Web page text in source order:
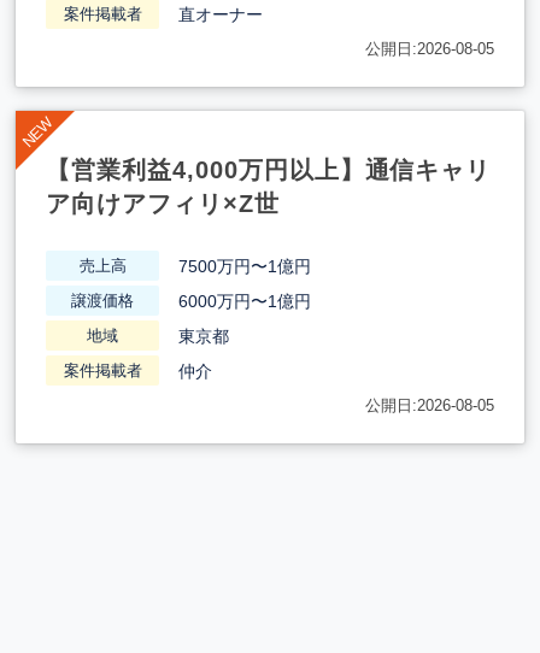
案件掲載者 直オーナー
公開日:2026-08-05
【営業利益4,000万円以上】通信キャリ
ア向けアフィリ×Z世
売上高 7500万円〜1億円
譲渡価格 6000万円〜1億円
地域 東京都
案件掲載者 仲介
公開日:2026-08-05